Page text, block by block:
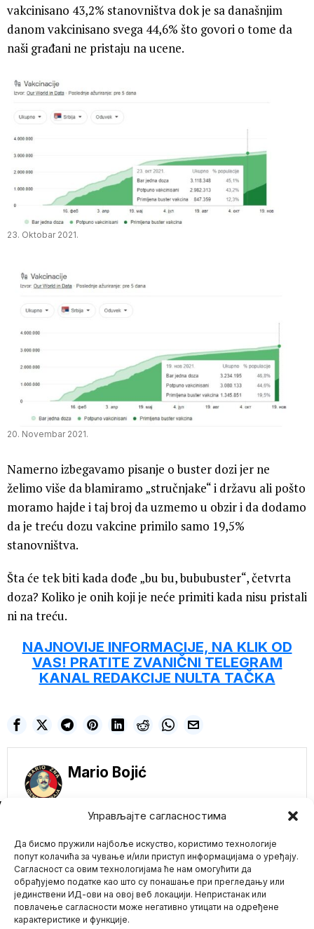
Управљајте сагласностима
Да бисмо пружили најбоље искуство, користимо технологије
попут колачића за чување и/или приступ информацијама о уређају.
Сагласност са овим технологијама ће нам омогућити да
обрађујемо податке као што су понашање при прегледању или
јединствени ИД-ови на овој веб локацији. Непристанак или
повлачење сагласности може негативно утицати на одређене
карактеристике и функције.
vakcinisano 43,2% stanovništva dok je sa današnjim
danom vakcinisano svega 44,6% što govori o tome da
naši građani ne pristaju na ucene.
23. Oktobar 2021.
20. Novembar 2021.
Namerno izbegavamo pisanje o buster dozi jer ne
želimo više da blamiramo „stručnjake“ i državu ali pošto
moramo hajde i taj broj da uzmemo u obzir i da dodamo
da je treću dozu vakcine primilo samo 19,5%
stanovništva.
Šta će tek biti kada dođe „bu bu, bububuster“, četvrta
doza? Koliko je onih koji je neće primiti kada nisu pristali
ni na treću.
NAJNOVIJE INFORMACIJE, NA KLIK OD
VAS! PRATITE ZVANIČNI TELEGRAM
KANAL REDAKCIJE NULTA TAČKA
Mario Bojić
Mario zna Youtube
smrtonosni virus u
Tanzaniji – Vlada
odlučno negira
optužbe!
Ministarstvo zdravlja
Tanzanije negiralo je
prisustvo virusa Marburg,
smrtonosnog virusa